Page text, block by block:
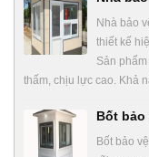
Nhà bảo
thiết kế
Sản
thấm, chịu lực cao. Khả
Bốt bảo
Bốt bảo